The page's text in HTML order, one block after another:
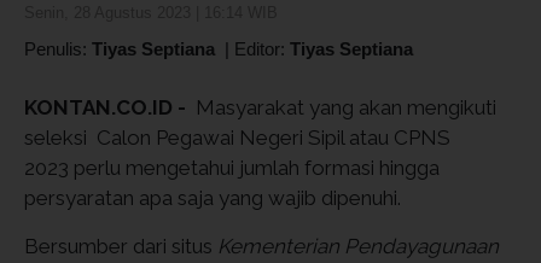
Penulis: Tiyas Septiana | Editor: Tiyas Septiana
KONTAN.CO.ID - Masyarakat yang akan mengikuti
seleksi Calon Pegawai Negeri Sipil atau CPNS
2023 perlu mengetahui jumlah formasi hingga
persyaratan apa saja yang wajib dipenuhi.
Bersumber dari situs Kementerian Pendayagunaan